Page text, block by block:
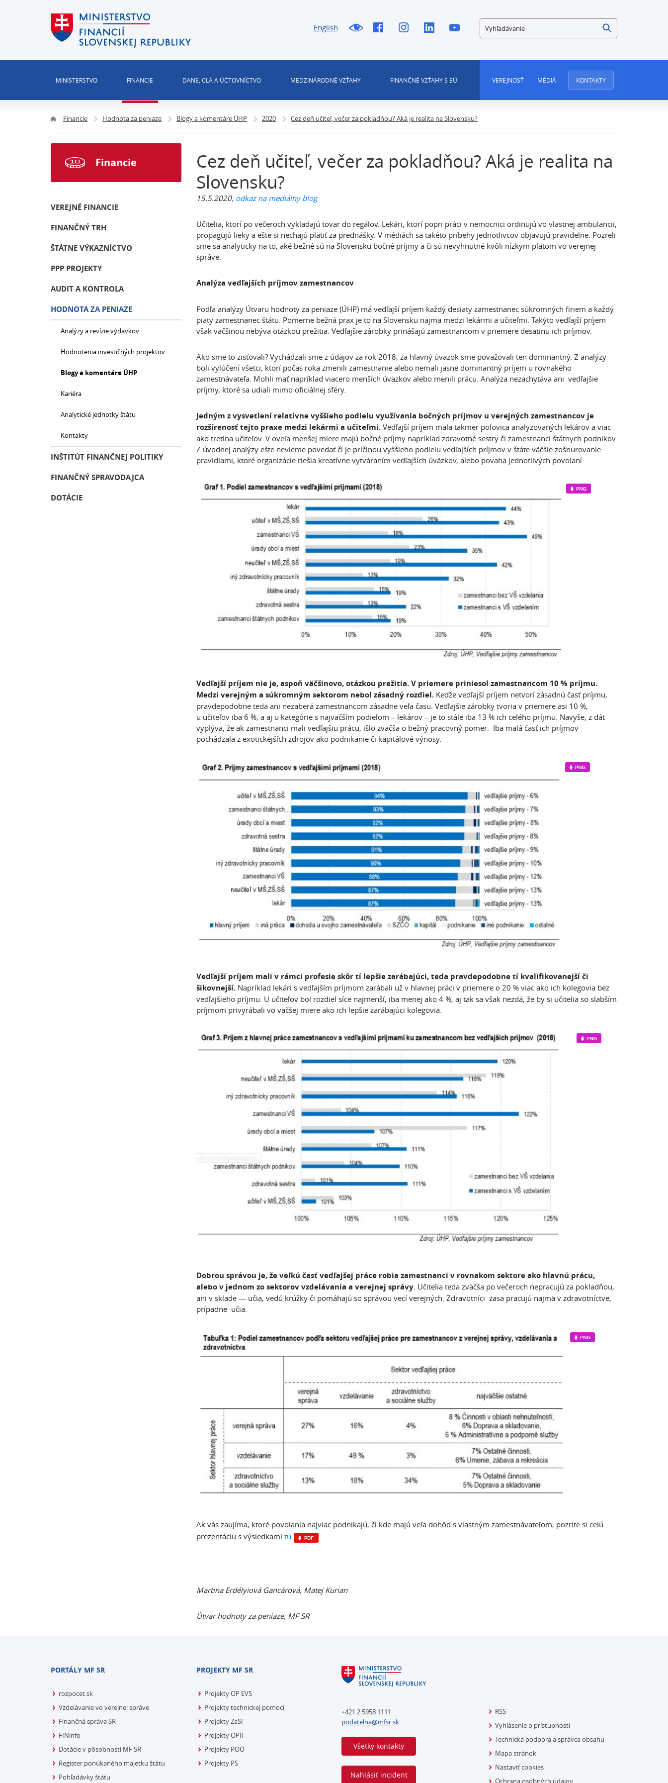
English Vyhľadávanie
MINISTERSTVO FINANCIE DANE, CLÁ A ÚČTOVNÍCTVO MEDZINÁRODNÉ VZŤAHY FINANČNÉ VZŤAHY S EÚ VEREJNOSŤ MÉDIÁ KONTAKTY
Financie Hodnota za peniaze Blogy a komentáre ÚHP 2020 Cez deň učiteľ, večer za pokladňou? Aká je realita na Slovensku?
Cez deň učiteľ, večer za pokladňou? Aká je realita na
Slovensku?
15.5.2020, odkaz na mediálny blog
Učitelia, ktorí po večeroch vykladajú tovar do regálov. Lekári, ktorí popri práci v nemocnici ordinujú vo vlastnej ambulancii,
propagujú lieky a ešte si nechajú platiť za prednášky. V médiách sa takéto príbehy jednotlivcov objavujú pravidelne. Pozreli
sme sa analyticky na to, aké bežné sú na Slovensku bočné príjmy a či sú nevyhnutné kvôli nízkym platom vo verejnej
správe.
Analýza vedľajších príjmov zamestnancov
Podľa analýzy Útvaru hodnoty za peniaze (ÚHP) má vedľajší príjem každý desiaty zamestnanec súkromných firiem a každý
piaty zamestnanec štátu. Pomerne bežná prax je to na Slovensku najmä medzi lekármi a učiteľmi. Takýto vedľajší príjem
však väčšinou nebýva otázkou prežitia. Vedľajšie zárobky prinášajú zamestnancom v priemere desatinu ich príjmov.
Ako sme to zisťovali? Vychádzali sme z údajov za rok 2018, za hlavný úväzok sme považovali ten dominantný. Z analýzy
boli vylúčení všetci, ktorí počas roka zmenili zamestnanie alebo nemali jasne dominantný príjem u rovnakého
zamestnávateľa. Mohli mať napríklad viacero menších úväzkov alebo menili prácu. Analýza nezachytáva ani vedľajšie
príjmy, ktoré sa udiali mimo oficiálnej sféry.
Jedným z vysvetlení relatívne vyššieho podielu využívania bočných príjmov u verejných zamestnancov je
rozšírenosť tejto praxe medzi lekármi a učiteľmi.Vedľajší príjem mala takmer polovica analyzovaných lekárov a viac
ako tretina učiteľov. V oveľa menšej miere majú bočné príjmy napríklad zdravotné sestry či zamestnanci štátnych podnikov.
Z úvodnej analýzy ešte nevieme povedať či je príčinou vyššieho podielu vedľajších príjmov v štáte väčšie zošnurovanie
pravidlami, ktoré organizácie riešia kreatívne vytváraním vedľajších úväzkov, alebo povaha jednotlivých povolaní.
Vedľajší príjem nie je, aspoň väčšinovo, otázkou prežitia. V priemere priniesol zamestnancom 10 % príjmu.
Medzi verejným a súkromným sektorom nebol zásadný rozdiel. Keďže vedľajší príjem netvorí zásadnú časť príjmu,
pravdepodobne teda ani nezaberá zamestnancom zásadne veľa času. Vedľajšie zárobky tvoria v priemere asi 10 %,
u učiteľov iba 6 %, a aj u kategórie s najväčším podielom – lekárov – je to stále iba 13 % ich celého príjmu. Navyše, z dát
vyplýva, že ak zamestnanci mali vedľajšiu prácu, išlo zväčša o bežný pracovný pomer. Iba malá časť ich príjmov
pochádzala z exotickejších zdrojov ako podnikanie či kapitálové výnosy.
Vedľajší príjem mali v rámci profesie skôr tí lepšie zarábajúci, teda pravdepodobne tí kvalifikovanejší či
šikovnejší.Napríklad lekári s vedľajším príjmom zarábali už v hlavnej práci v priemere o 20 % viac ako ich kolegovia bez
vedľajšieho príjmu. U učiteľov bol rozdiel síce najmenší, iba menej ako 4 %, aj tak sa však nezdá, že by si učitelia so slabším
príjmom privyrábali vo väčšej miere ako ich lepšie zarábajúci kolegovia.
Dobrou správou je, že veľkú časť vedľajšej práce robia zamestnanci v rovnakom sektore ako hlavnú prácu,
alebo v jednom zo sektorov vzdelávania a verejnej správy. Učitelia teda zväčša po večeroch nepracujú za pokladňou,
ani v sklade — učia, vedú krúžky či pomáhajú so správou vecí verejných. Zdravotníci zasa pracujú najmä v zdravotníctve,
prípadne učia.
Ak vás zaujíma, ktoré povolania najviac podnikajú, či kde majú veľa dohôd s vlastným zamestnávateľom, pozrite si celú
prezentáciu s výsledkami tu .
Martina Erdélyiová Gancárová, Matej Kurian
Útvar hodnoty za peniaze, MF SR
Financie
VEREJNÉ FINANCIE
FINANČNÝ TRH
ŠTÁTNE VÝKAZNÍCTVO
PPP PROJEKTY
AUDIT A KONTROLA
HODNOTA ZA PENIAZE
Analýzy a revízie výdavkov
Hodnotenia investičných projektov
Blogy a komentáre ÚHP
Kariéra
Analytické jednotky štátu
Kontakty
INŠTITÚT FINANČNEJ POLITIKY
FINANČNÝ SPRAVODAJCA
DOTÁCIE
PORTÁLY MF SR
rozpocet.sk
Vzdelávanie vo verejnej správe
Finančná správa SR
FINinfo
Dotácie v pôsobnosti MF SR
Register ponúkaného majetku štátu
Pohľadávky štátu
PROJEKTY MF SR
Projekty OP EVS
Projekty technickej pomoci
Projekty ZaSI
Projekty OPII
Projekty POO
Projekty PS
+421 2 5958 1111
podatelna@mfsr.sk
Všetky kontakty
Nahlásiť incident
RSS
Vyhlásenie o prístupnosti
Technická podpora a správca obsahu
Mapa stránok
Nastaviť cookies
Ochrana osobných údajov